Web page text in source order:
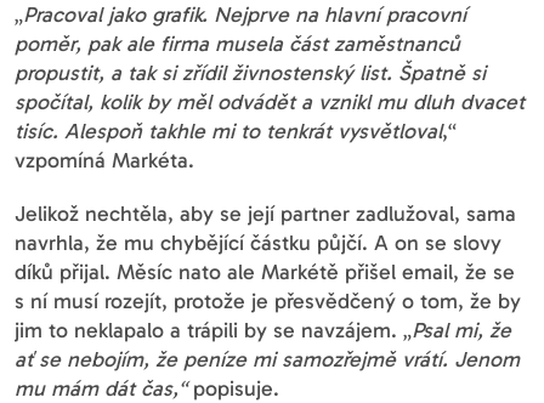
„Pracoval jako grafik. Nejprve na hlavní pracovní
poměr, pak ale firma musela část zaměstnanců
propustit, a tak si zřídil živnostenský list. Špatně si
spočítal, kolik by měl odvádět a vznikl mu dluh dvacet
tisíc. Alespoň takhle mi to tenkrát vysvětloval,“
vzpomíná Markéta.
Jelikož nechtěla, aby se její partner zadlužoval, sama
navrhla, že mu chybějící částku půjčí. A on se slovy
díků přijal. Měsíc nato ale Markétě přišel email, že se
s ní musí rozejít, protože je přesvědčený o tom, že by
jim to neklapalo a trápili by se navzájem. „Psal mi, že
ať se nebojím, že peníze mi samozřejmě vrátí. Jenom
mu mám dát čas,“popisuje.